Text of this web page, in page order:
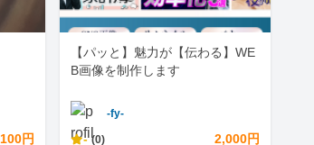
100円
【パッと】魅力が【伝わる】WE
B画像を制作します
-fy-
- (0) 2,000円